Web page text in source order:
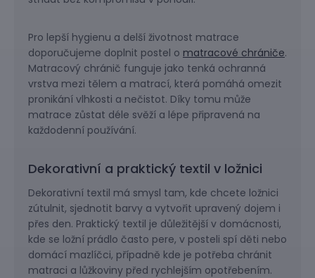
Pro lepší hygienu a delší životnost matrace
doporučujeme doplnit postel o matracové chrániče.
Matracový chránič funguje jako tenká ochranná
vrstva mezi tělem a matrací, která pomáhá omezit
pronikání vlhkosti a nečistot. Díky tomu může
matrace zůstat déle svěží a lépe připravená na
každodenní používání.
Dekorativní a praktický textil v ložnici
Dekorativní textil má smysl tam, kde chcete ložnici
zútulnit, sjednotit barvy a vytvořit upravený dojem i
přes den. Praktický textil je důležitější v domácnosti,
kde se ložní prádlo často pere, v posteli spí děti nebo
domácí mazlíčci, případně kde je potřeba chránit
matraci a lůžkoviny před rychlejším opotřebením.